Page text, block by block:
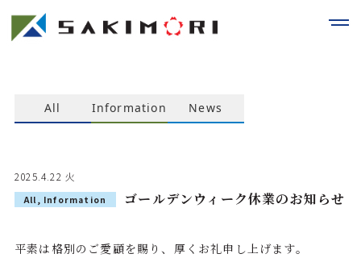
All Information News
2025.4.22 火
All , Information ゴールデンウィーク休業のお知らせ
平素は格別のご愛顧を賜り、厚くお礼申し上げます。